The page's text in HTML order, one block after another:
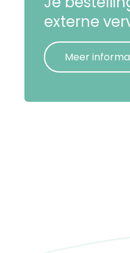
externe
Meer